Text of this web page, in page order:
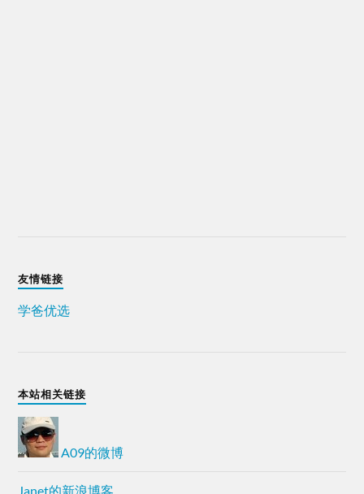
友情链接
学爸优选
本站相关链接
A09的微博
Janet的新浪博客